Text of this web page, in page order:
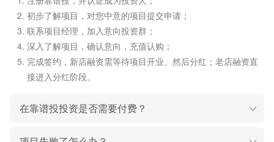
初步了解项目，对您中意的项目提交申请；
联系项目经理，加入意向投资群；
深入了解项目，确认意向，充值认购；
完成签约，新店融资需等待项目开业、然后分红；老店融资直
接进入分红阶段。
在靠谱投投资是否需要付费？